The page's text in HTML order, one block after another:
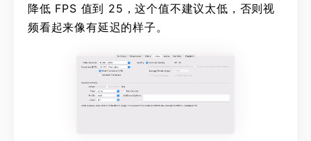
降低 FPS 值到 25，这个值不建议太低，否则视
频看起来像有延迟的样子。